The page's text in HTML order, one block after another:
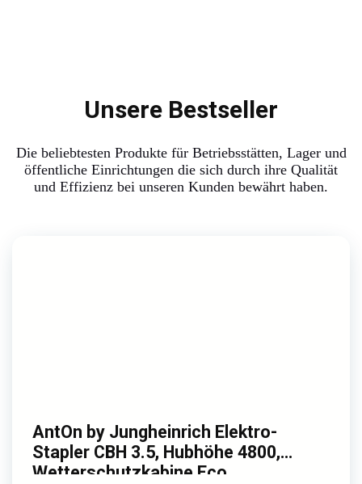
Unsere Bestseller
Die beliebtesten Produkte für Betriebsstätten, Lager und
öffentliche Einrichtungen die sich durch ihre Qualität
und Effizienz bei unseren Kunden bewährt haben.
AntOn by Jungheinrich Elektro-
Stapler CBH 3.5, Hubhöhe 4800,
Wetterschutzkabine Eco